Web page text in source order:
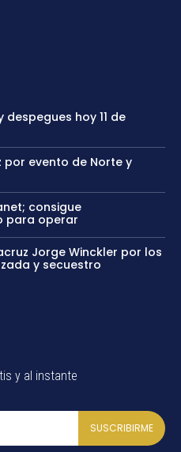
despegues hoy 11 de
por evento de Norte y
consigue
para operar
Jorge Winckler por los
y secuestro
y al instante
SUSCRIBIRME